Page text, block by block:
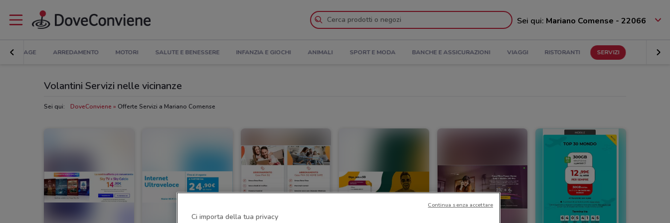
Sei qui: Mariano Comense - 22066
BRICOLAGE ARREDAMENTO MOTORI SALUTE E BENESSERE INFANZIA E GIOCHI ANIMALI SPORT E MODA BANCHE E ASSICURAZIONI VIAGGI RISTORANTI SERVIZI
Volantini Servizi nelle vicinanze
Sei qui: DoveConviene Offerte Servizi a Mariano Comense
Ci importa della tua privacy
Continua senza accettare